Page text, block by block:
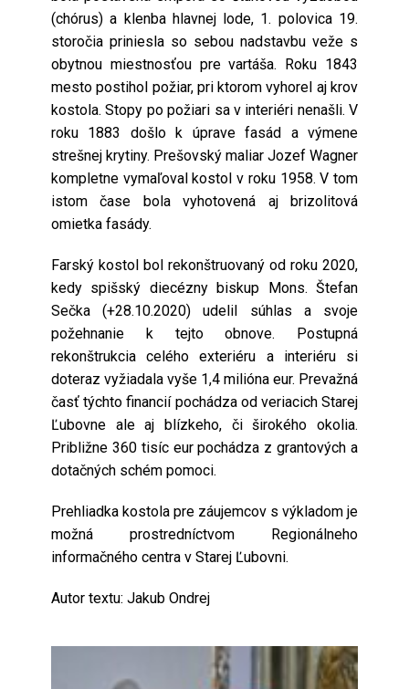
(chórus) a klenba hlavnej lode, 1. polovica 19.
storočia priniesla so sebou nadstavbu veže s
obytnou miestnosťou pre vartáša. Roku 1843
mesto postihol požiar, pri ktorom vyhorel aj krov
kostola. Stopy po požiari sa v interiéri nenašli. V
roku 1883 došlo k úprave fasád a výmene
strešnej krytiny. Prešovský maliar Jozef Wagner
kompletne vymaľoval kostol v roku 1958. V tom
istom čase bola vyhotovená aj brizolitová
omietka fasády.
Farský kostol bol rekonštruovaný od roku 2020,
kedy spišský diecézny biskup Mons. Štefan
Sečka (+28.10.2020) udelil súhlas a svoje
požehnanie k tejto obnove. Postupná
rekonštrukcia celého exteriéru a interiéru si
doteraz vyžiadala vyše 1,4 milióna eur. Prevažná
časť týchto financií pochádza od veriacich Starej
Ľubovne ale aj blízkeho, či širokého okolia.
Približne 360 tisíc eur pochádza z grantových a
dotačných schém pomoci.
Prehliadka kostola pre záujemcov s výkladom je
možná prostredníctvom Regionálneho
informačného centra v Starej Ľubovni.
Autor textu: Jakub Ondrej